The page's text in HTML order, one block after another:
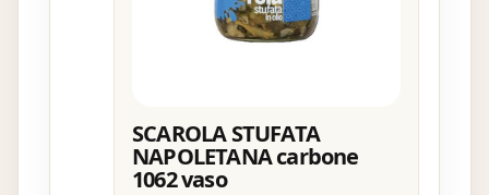
SCAROLA STUFATA
NAPOLETANA carbone
1062 vaso